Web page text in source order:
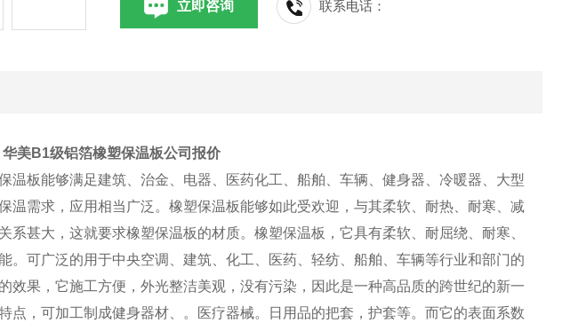
立即咨询 联系电话：
华美B1级铝箔橡塑保温板公司报价
温板能够满足建筑、治金、电器、医药化工、船舶、车辆、健身器、冷暖器、大型
温需求，应用相当广泛。橡塑保温板能够如此受欢迎，与其柔软、耐热、耐寒、减
系甚大，这就要求橡塑保温板的材质。橡塑保温板，它具有柔软、耐屈绕、耐寒、
。可广泛的用于中央空调、建筑、化工、医药、轻纺、船舶、车辆等行业和部门的
效果，它施工方便，外光整洁美观，没有污染，因此是一种高品质的跨世纪的新一
点，可加工制成健身器材、。医疗器械。日用品的把套，护套等。而它的表面系数